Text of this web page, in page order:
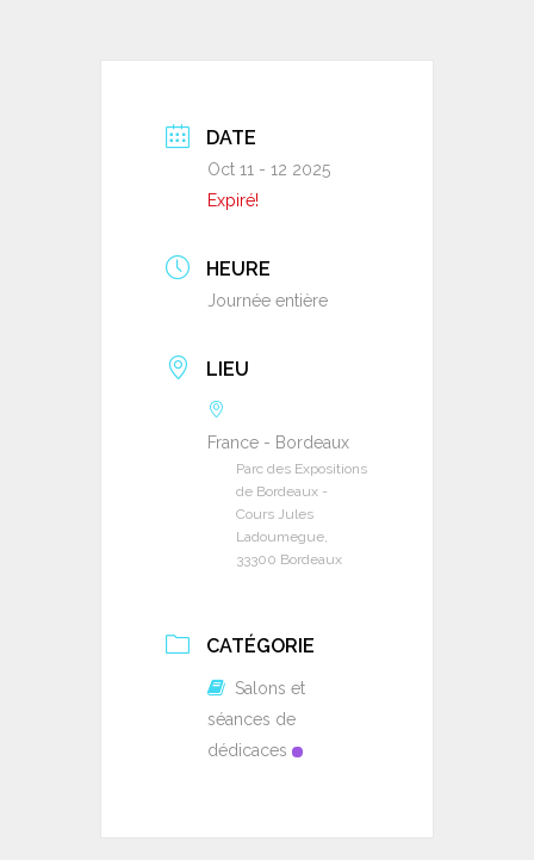
DATE
Oct 11 - 12 2025
Expiré!
HEURE
Journée entière
LIEU
France - Bordeaux
Parc des Expositions
de Bordeaux -
Cours Jules
Ladoumegue,
33300 Bordeaux
CATÉGORIE
Salons et
séances de
dédicaces